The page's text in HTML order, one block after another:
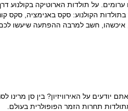
על תולדות הארוטיקה בקולנוע
הקולנוע: סקס באנימציה, סקס
איכשהו, חשב למרבה ההפתעה שיעשו
יודעים על האירוויזיון? בין סן מרינו
תחרות הזמר הפופולרית בעולם.